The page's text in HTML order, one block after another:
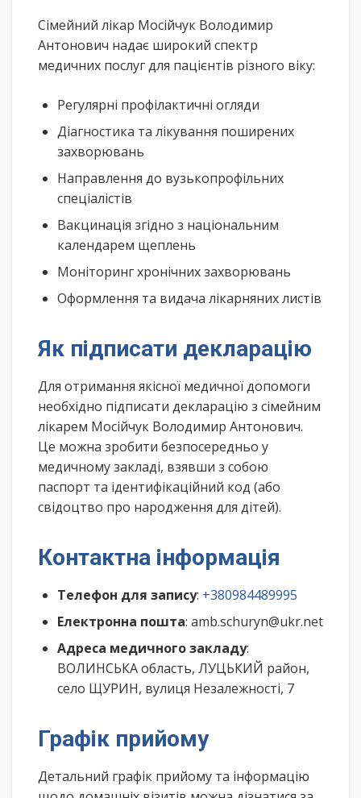
Сімейний лікар Мосійчук Володимир
Антонович надає широкий спектр
медичних послуг для пацієнтів різного віку:
Регулярні профілактичні огляди
Діагностика та лікування поширених
захворювань
Направлення до вузькопрофільних
спеціалістів
Вакцинація згідно з національним
календарем щеплень
Моніторинг хронічних захворювань
Оформлення та видача лікарняних листів
Як підписати декларацію
Для отримання якісної медичної допомоги
необхідно підписати декларацію з сімейним
лікарем Мосійчук Володимир Антонович.
Це можна зробити безпосередньо у
медичному закладі, взявши з собою
паспорт та ідентифікаційний код (або
свідоцтво про народження для дітей).
Контактна інформація
Телефон для запису: +380984489995
Електронна пошта: amb.schuryn@ukr.net
Адреса медичного закладу:
ВОЛИНСЬКА область, ЛУЦЬКИЙ район,
село ЩУРИН, вулиця Незалежності, 7
Графік прийому
Детальний графік прийому та інформацію